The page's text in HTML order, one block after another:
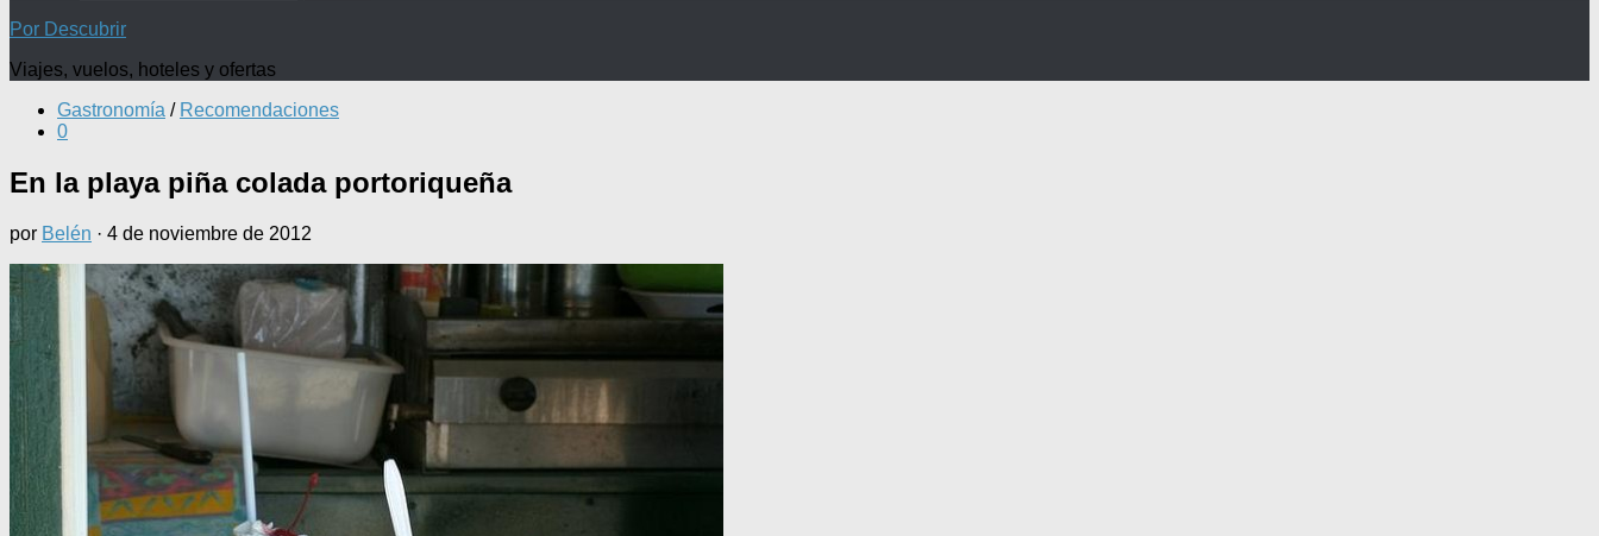
Por Descubrir
Viajes, vuelos, hoteles y ofertas
Gastronomía / Recomendaciones
0
En la playa piña colada portoriqueña
por Belén · 4 de noviembre de 2012